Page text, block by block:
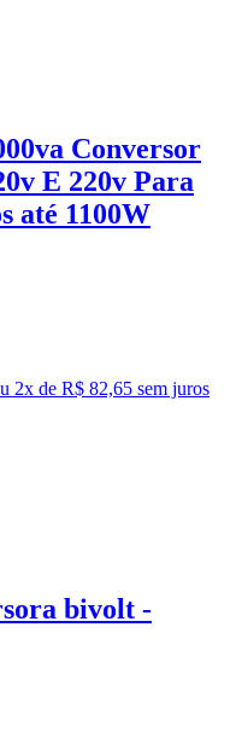
Conversor
E 220v Para
até 1100W
2x de R$ 82,65 sem juros
bivolt -